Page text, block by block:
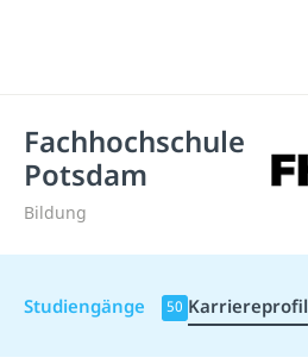
Fachhochschule
Potsdam
Bildung
Studiengänge 50 Karriereprofil